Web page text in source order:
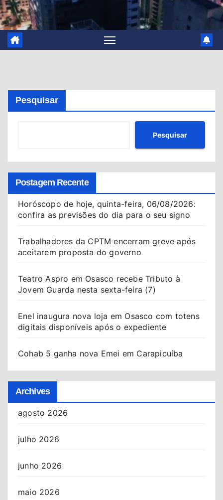
Pesquisar
Pesquisar
Postagem Recente
Horóscopo de hoje, quinta-feira, 06/08/2026:
confira as previsões do dia para o seu signo
Trabalhadores da CPTM encerram greve após
aceitarem proposta do governo
Teatro Aspro em Osasco recebe Tributo à
Jovem Guarda nesta sexta-feira (7)
Enel inaugura nova loja em Osasco com totens
digitais disponíveis após o expediente
Cohab 5 ganha nova Emei em Carapicuíba
Archives
agosto 2026
julho 2026
junho 2026
maio 2026